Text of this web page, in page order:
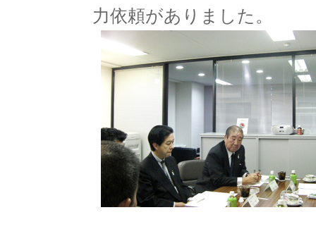
力依頼がありました。